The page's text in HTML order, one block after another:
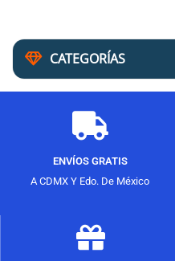
CATEGORÍAS
ENVÍOS GRATIS
A CDMX Y Edo. De México